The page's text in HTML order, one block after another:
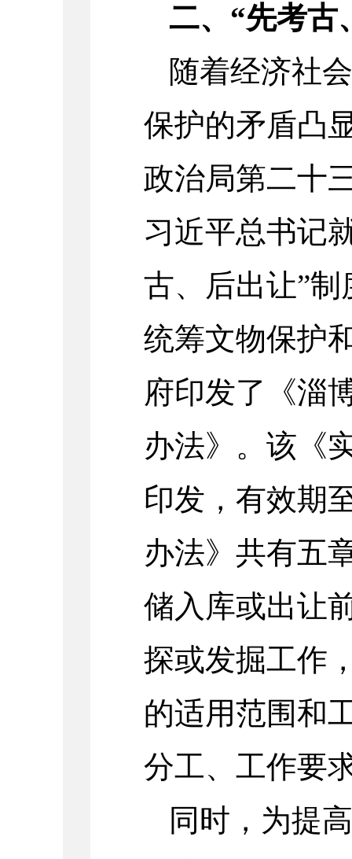
二、“先考古
随着经济社
保护的矛盾凸
政治局第二十
习近平总书记
古、后出让”
统筹文物保护
府印发了《淄
办法》。该《
印发，有效期
办法》共有五
储入库或出让
探或发掘工作
的适用范围和
分工、工作要
同时，为提